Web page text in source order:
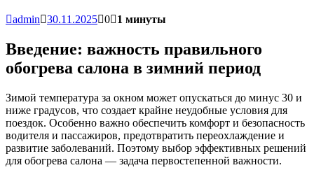
admin 30.11.2025 0 1 минуты
Введение: важность правильного
обогрева салона в зимний период
Зимой температура за окном может опускаться до минус 30 и
ниже градусов, что создает крайне неудобные условия для
поездок. Особенно важно обеспечить комфорт и безопасность
водителя и пассажиров, предотвратить переохлаждение и
развитие заболеваний. Поэтому выбор эффективных решений
для обогрева салона — задача первостепенной важности.